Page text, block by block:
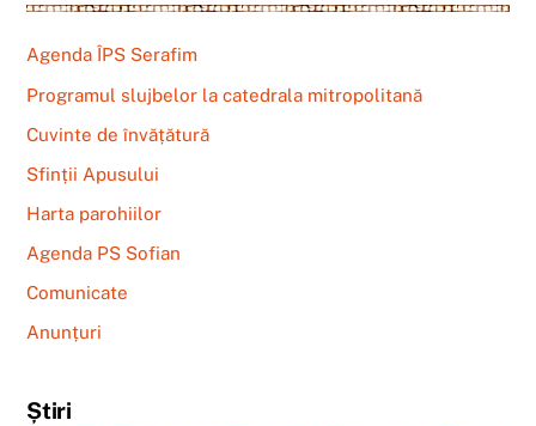
Agenda ÎPS Serafim
Programul slujbelor la catedrala mitropolitană
Cuvinte de învățătură
Sfinții Apusului
Harta parohiilor
Agenda PS Sofian
Comunicate
Anunțuri
Știri